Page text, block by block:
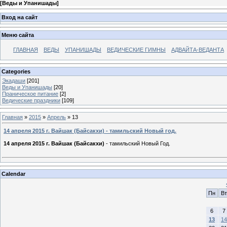
[Веды и Упанишады]
Вход на сайт
Меню сайта
ГЛАВНАЯ ВЕДЫ УПАНИШАДЫ ВЕДИЧЕСКИЕ ГИМНЫ АДВАЙТА-ВЕДАНТА
Categories
Экадаши [201]
Веды и Упанишады [20]
Праническое питание [2]
Ведические праздники [109]
Главная » 2015 » Апрель » 13
14 апреля 2015 г. Вайшак (Байсакхи) - тамильский Новый год.
14 апреля 2015 г. Вайшак (Байсакхи) - тамильский Новый Год.
Calendar
Пн
Вт
6
7
13
14